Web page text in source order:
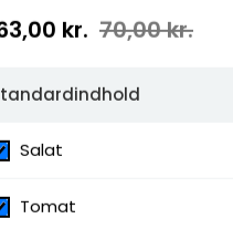
med friske
passer til enhver smag.
saucer og lækre
kr. 70,00 kr.
Salat
Tomat